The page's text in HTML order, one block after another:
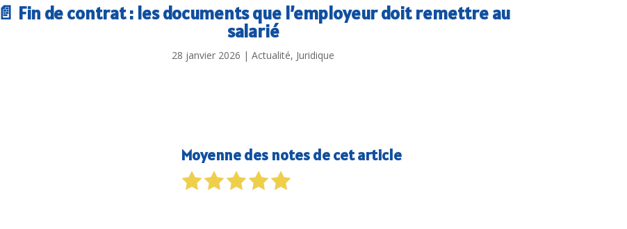
📄 Fin de contrat : les documents que l’employeur doit remettre au
salarié
28 janvier 2026 |Actualité, Juridique
Moyenne des notes de cet article